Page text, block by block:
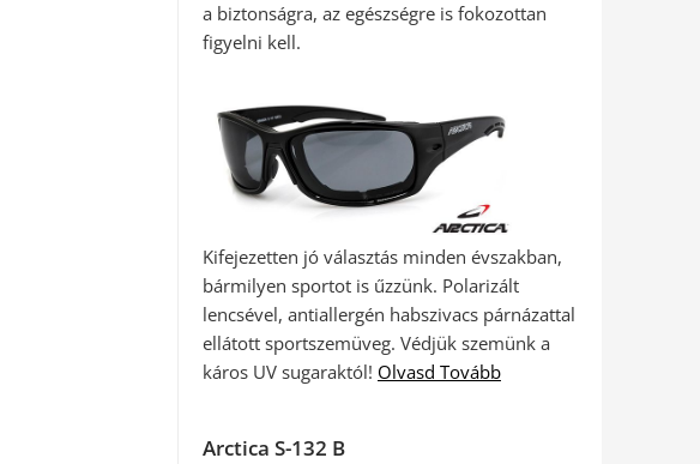
a biztonságra, az egészségre is fokozottan
figyelni kell.
Kifejezetten jó választás minden évszakban,
bármilyen sportot is űzzünk. Polarizált
lencsével, antiallergén habszivacs párnázattal
ellátott sportszemüveg. Védjük szemünk a
káros UV sugaraktól! Olvasd Tovább
Arctica S-132 B